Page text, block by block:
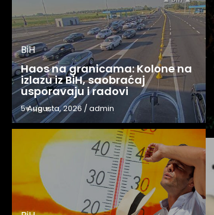
BiH
Haos na granicama: Kolone na
izlazu iz BiH, saobraćaj
usporavaju i radovi
5 Augusta, 2026 /admin